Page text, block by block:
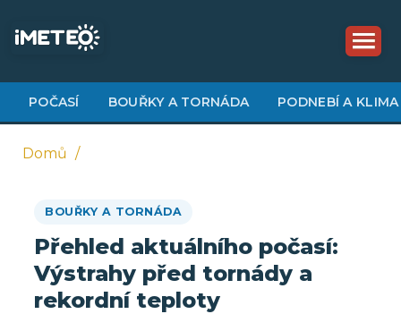
obsahu
POČASÍ BOUŘKY A TORNÁDA PODNEBÍ A KLIMA
navigace
Domů
BOUŘKY A TORNÁDA
Přehled aktuálního počasí:
Výstrahy před tornády a
rekordní teploty